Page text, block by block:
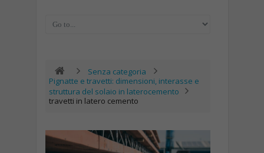
Senza categoria
Pignatte e travetti: dimensioni, interasse e
struttura del solaio in laterocemento
travetti in latero cemento